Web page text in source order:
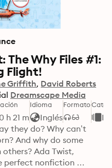
Why Files #1:
Flight!
Griffith David Roberts
Dreamscape Media
0 h 21 m
Idioma
Inglés
Formato
they do? Why can’t
And why do some
Ada Twist,
perfect nonfiction